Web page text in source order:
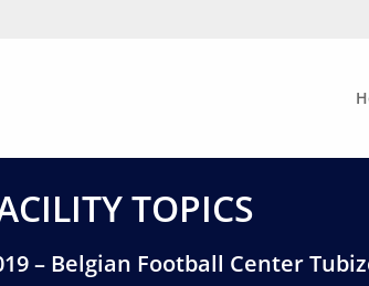
TOPICS
– Belgian Football Center